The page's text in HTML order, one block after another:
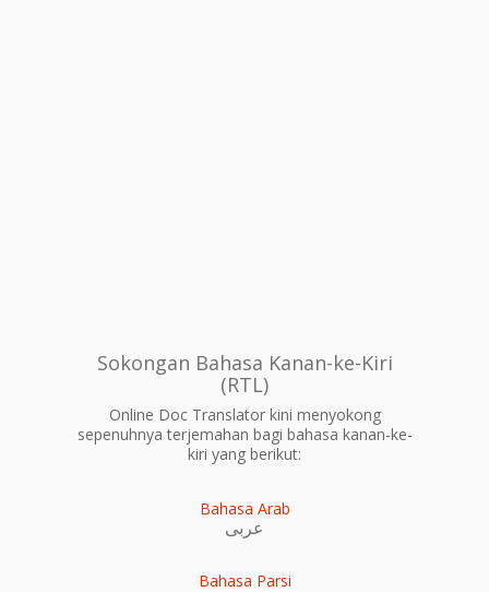
Sokongan Bahasa Kanan-ke-Kiri
(RTL)
Online Doc Translator kini menyokong
sepenuhnya terjemahan bagi bahasa kanan-ke-
kiri yang berikut:
Bahasa Arab
عربى
Bahasa Parsi